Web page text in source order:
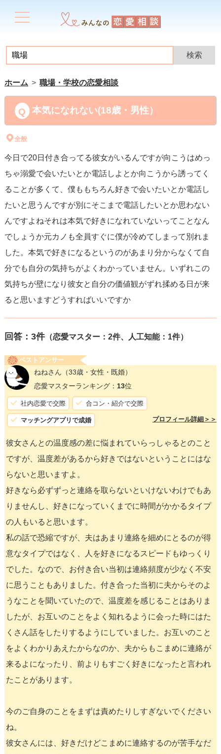
ホーム 職場・学校の恋愛相談
本気になれない(18歳・男性）
全般
今日で20日付き合ってる彼女がいるんですが向こうはめっ
ちゃ溺愛で会いたいとか電話しよとか向こうから誘ってく
ることが多くて、僕ももちろん好きで会いたいとか電話し
たいと思うんですが別にそこまで電話したいとか思わない
んですよねそれは本気で好きになれていないってことなん
でしょうか元カノも全員すぐに僕が冷めてしまって別れま
した。本気で好きになるというのがあまり分からなくて自
分でも自分の気持ちがよくわかっていません。いずれこの
気持ちが壁になり彼女と自分の価値観がずれ揉める日が来
ると思いますどうすればいいですか
回答： 3件（恋愛マスター：2件、人工知能：1件）
ベストアンサー
ねねさん （33歳・女性・既婚）
恋愛マスターランキング： 13位
社内恋愛で交際 合コン・紹介で交際
マッチングアプリで成婚 プロフィール詳細＞＞
彼女さんとの温度感の差に悩まれていらっしゃるとのこと
ですが、温度差があるから好きではないということにはな
らないと思いますよ。
好きなら必ずずっと連絡を取らないといけないわけでもあ
りませんし、好きになっていくまでに時間がかかるタイプ
の人もいると思います。
私の話で恐縮ですが、夫はあまり連絡を細めにとるのが得
意なタイプではなく、人を好きになるスピードもゆっくり
でした。なので、お付き合い当初は連絡頻度が少なく不安
に思うこともありました。付き合った当初に夫からそのよ
うなことを聞いていたので、温度差を感じることはありま
したが、お互いのことをよく知れるように会った時にはた
くさん話をしたりするようにしていました。お互いのこと
をよくわかりあえたからなのか、夫からもこまめに連絡が
来るよになったり、前よりもすごく好きになったと言われ
たことがあります。
今のご自身のことをまずは責めたりしすぎないでください
ね。
彼女さんには、好きだけどこまめに連絡するのが苦手なだ